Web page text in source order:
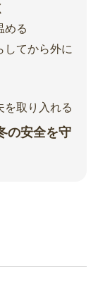
める
してから外に
を取り入れる
の安全を守